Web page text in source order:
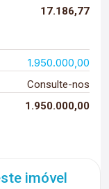
17.186,77
1.950.000,00
Consulte-nos
1.950.000,00
imóvel